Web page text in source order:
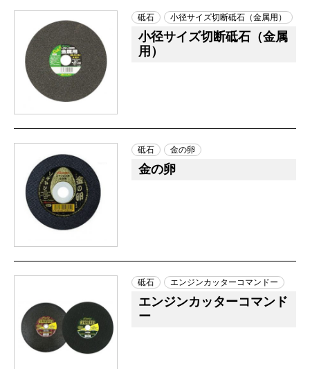
砥石 小径サイズ切断砥石（金属用）
小径サイズ切断砥石（金属
用）
砥石 金の卵
金の卵
砥石 エンジンカッターコマンドー
エンジンカッターコマンド
ー